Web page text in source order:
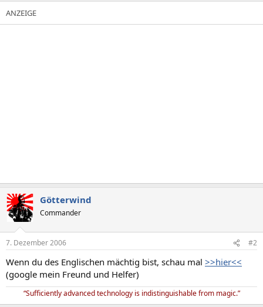
Götterwind
Commander
7. Dezember 2006 #2
Wenn du des Englischen mächtig bist, schau mal >>hier<<
(google mein Freund und Helfer)
“Sufficiently advanced technology is indistinguishable from magic.”